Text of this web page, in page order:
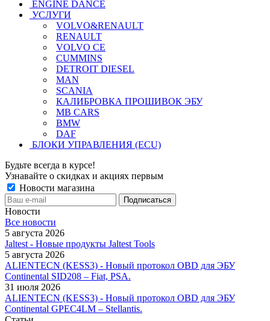
ENGINE DANCE
УСЛУГИ
VOLVO&RENAULT
RENAULT
VOLVO CE
CUMMINS
DETROIT DIESEL
MAN
SCANIA
КАЛИБРОВКА ПРОШИВОК ЭБУ
MB CARS
BMW
DAF
БЛОКИ УПРАВЛЕНИЯ (ECU)
Будьте всегда в курсе!
Узнавайте о скидках и акциях первым
Новости магазина
Новости
Все новости
5 августа 2026
Jaltest - Новые продукты Jaltest Tools
5 августа 2026
ALIENTECN (KESS3) - Новый протокол OBD для ЭБУ
Continental SID208 – Fiat, PSA.
31 июля 2026
ALIENTECN (KESS3) - Новый протокол OBD для ЭБУ
Continental GPEC4LM – Stellantis.